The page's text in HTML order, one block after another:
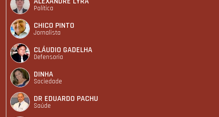
Política
CHICO PINTO
Jornalista
CLÁUDIO GADELHA
Defensoria
DINHA
Sociedade
DR EDUARDO PACHU
Saúde